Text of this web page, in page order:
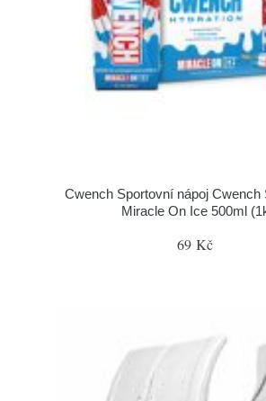
Cwench Sportovní nápoj Cwench
Miracle On Ice 500ml
69 Kč